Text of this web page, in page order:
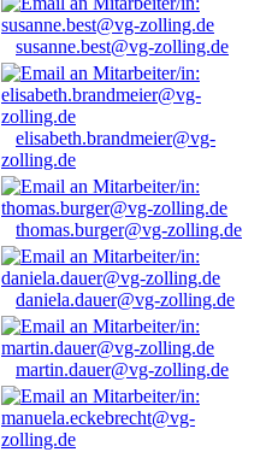
susanne.best@vg-zolling.de
elisabeth.brandmeier@vg-
zolling.de
thomas.burger@vg-zolling.de
daniela.dauer@vg-zolling.de
martin.dauer@vg-zolling.de